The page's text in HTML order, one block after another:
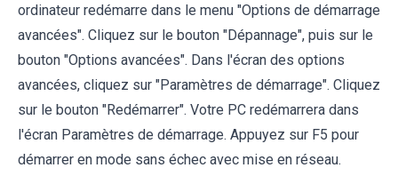
ordinateur redémarre dans le menu "Options de démarrage
avancées". Cliquez sur le bouton "Dépannage", puis sur le
bouton "Options avancées". Dans l'écran des options
avancées, cliquez sur "Paramètres de démarrage". Cliquez
sur le bouton "Redémarrer". Votre PC redémarrera dans
l'écran Paramètres de démarrage. Appuyez sur F5 pour
démarrer en mode sans échec avec mise en réseau.